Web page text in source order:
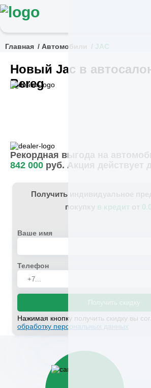
Главная Автомобили JAC
Новый Jac в
Bereg
Рекордная выгода на
842 000 руб. Акция действует
Получить индивидуальное
покупку в кредит
Ваше имя
Телефон
Получить скидку
Нажимая кнопку получить скидку вы
обработку персональных данных